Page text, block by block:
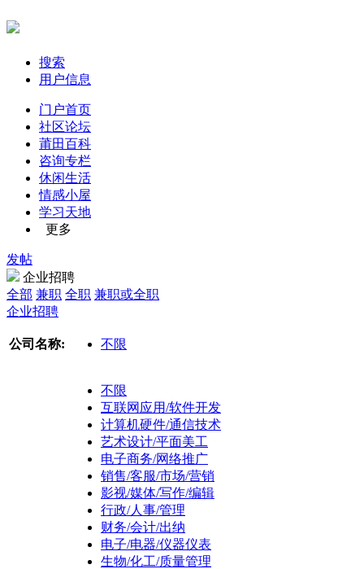
搜索
用户信息
门户首页
社区论坛
莆田百科
咨询专栏
休闲生活
情感小屋
学习天地
更多
发帖
企业招聘
全部 兼职 全职 兼职或全职
企业招聘
公司名称: 不限
不限
互联网应用/软件开发
计算机硬件/通信技术
艺术设计/平面美工
电子商务/网络推广
销售/客服/市场/营销
影视/媒体/写作/编辑
行政/人事/管理
财务/会计/出纳
电子/电器/仪器仪表
生物/化工/质量管理